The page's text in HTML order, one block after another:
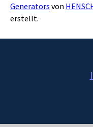
Generators von
erstellt.